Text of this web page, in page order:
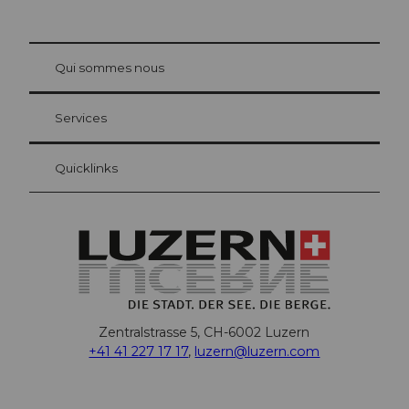
Carte d’hôte Lucerne
Vos avantages en tant qu'hôte pour la nuit
at Bre
Qui sommes nous
Services
Quicklinks
Zentralstrasse 5, CH-6002 Luzern
+41 41 227 17 17, luzern@luzern.com